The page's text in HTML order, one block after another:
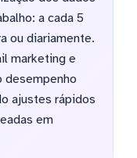
a cada 5
ou diariamente.
marketing e
ajustes rápidos
em